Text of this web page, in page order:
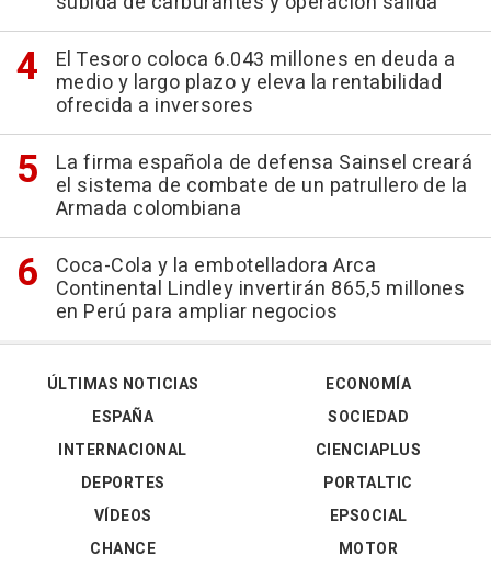
El Tesoro coloca 6.043 millones en deuda a
medio y largo plazo y eleva la rentabilidad
ofrecida a inversores
La firma española de defensa Sainsel creará
el sistema de combate de un patrullero de la
Armada colombiana
Coca-Cola y la embotelladora Arca
Continental Lindley invertirán 865,5 millones
en Perú para ampliar negocios
ÚLTIMAS NOTICIAS
ESPAÑA
INTERNACIONAL
DEPORTES
VÍDEOS
ECONOMÍA
SOCIEDAD
CIENCIAPLUS
PORTALTIC
EPSOCIAL
CHANCE
MOTOR